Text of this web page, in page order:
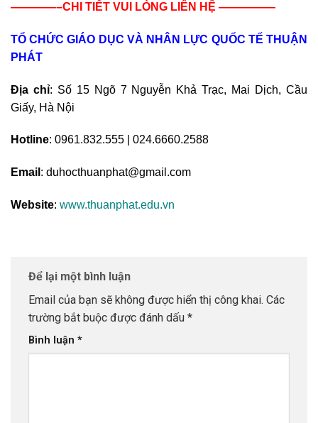
————–CHI TIẾT VUI LÒNG LIÊN HỆ —————
TỔ CHỨC GIÁO DỤC VÀ NHÂN LỰC QUỐC TẾ THUẬN
PHÁT
Địa chỉ: Số 15 Ngõ 7 Nguyễn Khả Trạc, Mai Dịch, Cầu
Giấy, Hà Nội
Hotline: 0961.832.555 | 024.6660.2588
Email : duhocthuanphat@gmail.com
Website: www.thuanphat.edu.vn
Để lại một bình luận
Email của bạn sẽ không được hiển thị công khai. Các
trường bắt buộc được đánh dấu *
Bình luận *